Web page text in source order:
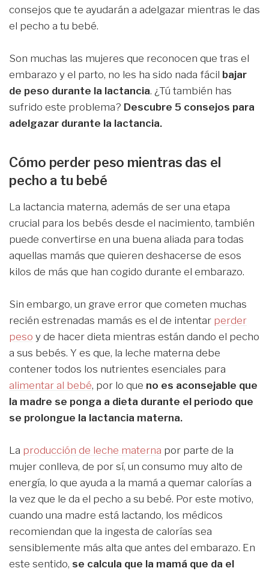
consejos que te ayudarán a adelgazar mientras le das
el pecho a tu bebé.
Son muchas las mujeres que reconocen que tras el
embarazo y el parto, no les ha sido nada fácil bajar
de peso durante la lactancia. ¿Tú también has
sufrido este problema? Descubre 5 consejos para
adelgazar durante la lactancia.
Cómo perder peso mientras das el
pecho a tu bebé
La lactancia materna, además de ser una etapa
crucial para los bebés desde el nacimiento, también
puede convertirse en una buena aliada para todas
aquellas mamás que quieren deshacerse de esos
kilos de más que han cogido durante el embarazo.
Sin embargo, un grave error que cometen muchas
recién estrenadas mamás es el de intentar perder
peso y de hacer dieta mientras están dando el pecho
a sus bebés. Y es que, la leche materna debe
contener todos los nutrientes esenciales para
alimentar al bebé, por lo que no es aconsejable que
la madre se ponga a dieta durante el periodo que
se prolongue la lactancia materna.
La producción de leche materna por parte de la
mujer conlleva, de por sí, un consumo muy alto de
energía, lo que ayuda a la mamá a quemar calorías a
la vez que le da el pecho a su bebé. Por este motivo,
cuando una madre está lactando, los médicos
recomiendan que la ingesta de calorías sea
sensiblemente más alta que antes del embarazo. En
este sentido, se calcula que la mamá que da el